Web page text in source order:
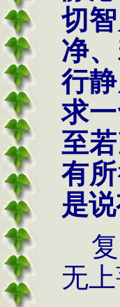
切
净
行
求
至
有
是
无上